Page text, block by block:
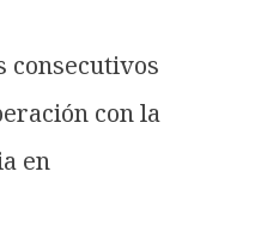
consecutivos
con la
en